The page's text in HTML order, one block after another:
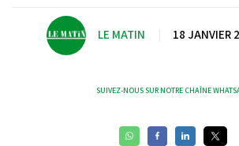
LE MATIN 18 JANVIER
SUIVEZ-NOUS SUR NOTRE CHAÎNE